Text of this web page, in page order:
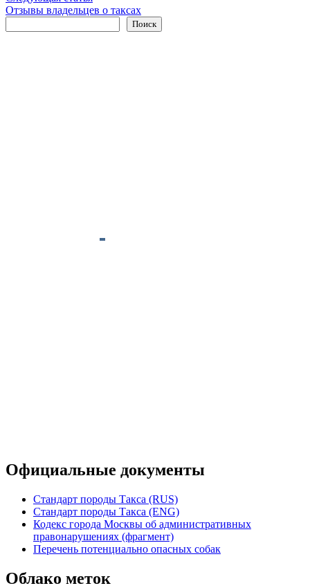
записям
статья:
Отзывы владельцев о таксах
Поиск
Официальные документы
Стандарт породы Такса (RUS)
Стандарт породы Такса (ENG)
Кодекс города Москвы об административных
правонарушениях (фрагмент)
Перечень потенциально опасных собак
Облако меток